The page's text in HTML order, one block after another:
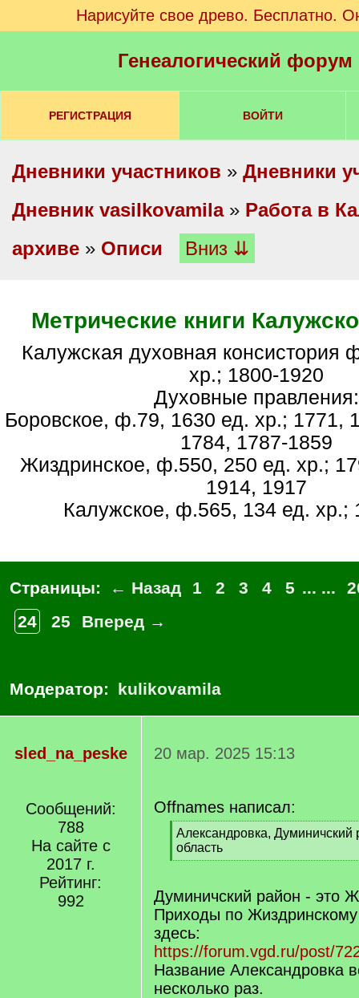
Нарисуйте свое древо. Бесплатно.
Генеалогический
РЕГИСТРАЦИЯ ВОЙТИ
Дневники участников » Дневники
Дневник vasilkovamila» Работа в
архиве » Описи Вниз ⇊
Метрические книги
Калужская духовная консистория ф.33, 10197 ед.
хр.; 1800-1920
Духовные правления:
Боровское, ф.79, 1630 ед. хр.; 1771,
1784, 1787-1859
Жиздринское, ф.550, 250 ед. хр.;
1914, 1917
Калужское, ф.565, 134 ед. хр.;
Страницы: ← Назад 1 2 3 4 5 ... ...
24
25 Вперед →
Модератор: kulikovamila
sled_na_peske
Сообщений:
788
На сайте с
2017 г.
Рейтинг:
992
20 мар. 2025 15:13
Offnames написал:
[
q
]
Александровка, Думиничский
область
[
q
]
Думиничский район - это
Приходы по Жиздринскому
здесь:
https://forum.vgd.ru/post/
Название Александровка
несколько раз.